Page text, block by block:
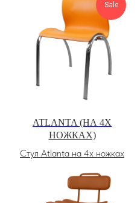
Sale
ATLANTA (НА 4Х
НОЖКАХ)
Стул Atlanta на 4х ножках